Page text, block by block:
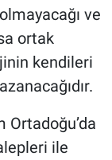
ve
ortak
kendileri
Ortadoğu’da
ile